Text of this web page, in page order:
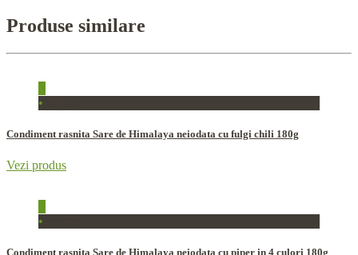
Produse similare
•
Condiment rasnita Sare de Himalaya neiodata cu fulgi chili 180g
Vezi produs
•
Condiment rasnita Sare de Himalaya neiodata cu piper in 4 culori 180g